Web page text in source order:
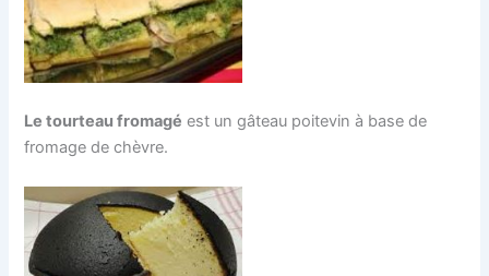
Le tourteau fromagé est un gâteau poitevin à base de
fromage de chèvre.